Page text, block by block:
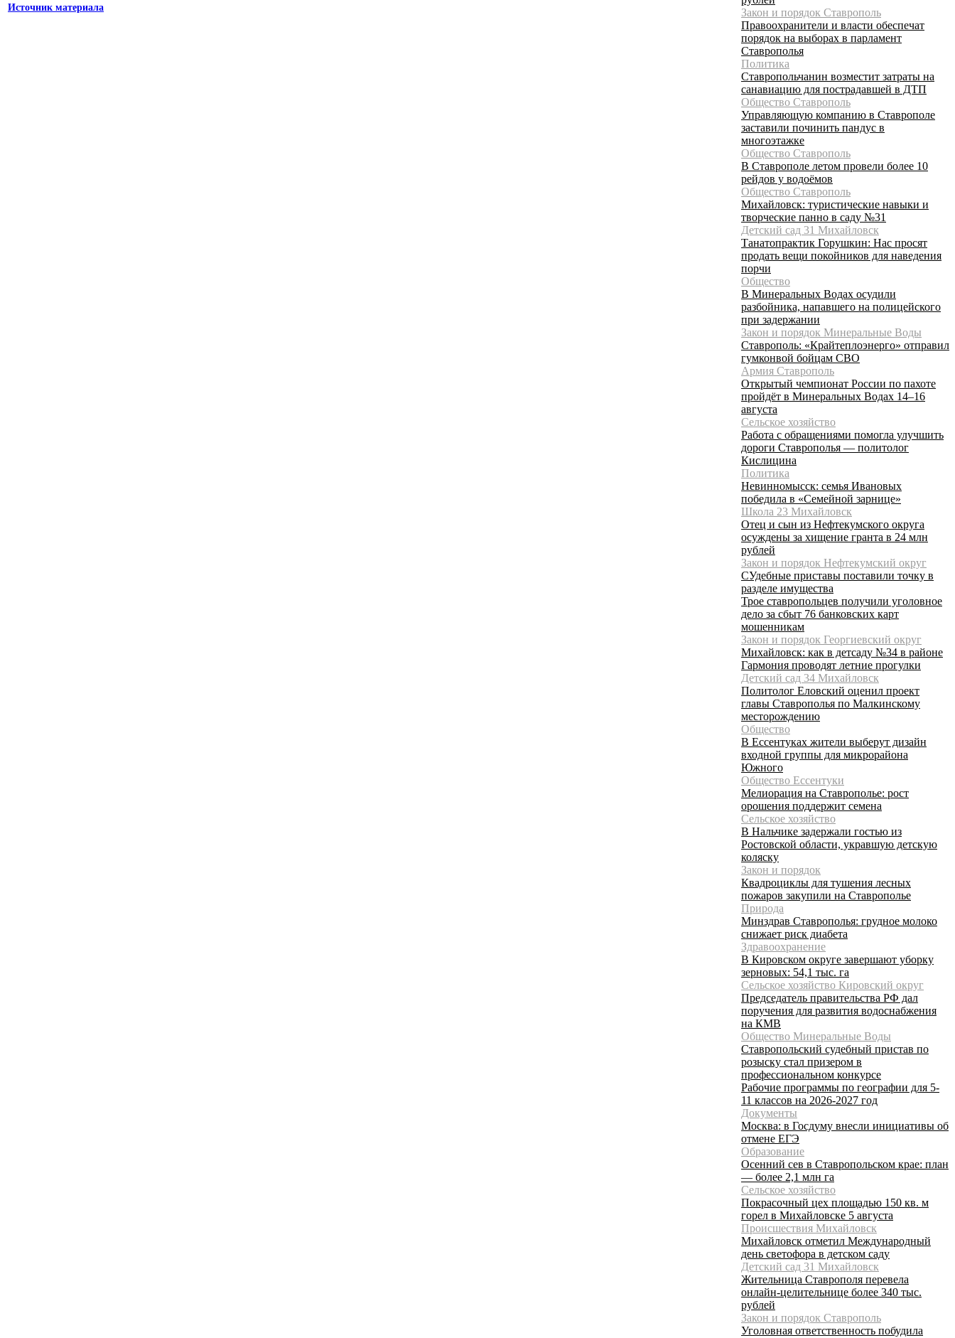
Источник материала
Закон и порядок Ставрополь
Правоохранители и власти обеспечат
порядок на выборах в парламент
Ставрополья
Политика
Ставропольчанин возместит затраты на
санавиацию для пострадавшей в ДТП
Общество Ставрополь
Управляющую компанию в Ставрополе
заставили починить пандус в
многоэтажке
Общество Ставрополь
В Ставрополе летом провели более 10
рейдов у водоёмов
Общество Ставрополь
Михайловск: туристические навыки и
творческие панно в саду №31
Детский сад 31 Михайловск
Танатопрактик Горушкин: Нас просят
продать вещи покойников для наведения
порчи
Общество
В Минеральных Водах осудили
разбойника, напавшего на полицейского
при задержании
Закон и порядок Минеральные Воды
Ставрополь: «Крайтеплоэнерго» отправил
гумконвой бойцам СВО
Армия Ставрополь
Открытый чемпионат России по пахоте
пройдёт в Минеральных Водах 14–16
августа
Сельское хозяйство
Работа с обращениями помогла улучшить
дороги Ставрополья — политолог
Кислицина
Политика
Невинномысск: семья Ивановых
победила в «Семейной зарнице»
Школа 23 Михайловск
Отец и сын из Нефтекумского округа
осуждены за хищение гранта в 24 млн
рублей
Закон и порядок Нефтекумский округ
СУдебные приставы поставили точку в
разделе имущества
Трое ставропольцев получили уголовное
дело за сбыт 76 банковских карт
мошенникам
Закон и порядок Георгиевский округ
Михайловск: как в детсаду №34 в районе
Гармония проводят летние прогулки
Детский сад 34 Михайловск
Политолог Еловский оценил проект
главы Ставрополья по Малкинскому
месторождению
Общество
В Ессентуках жители выберут дизайн
входной группы для микрорайона
Южного
Общество Ессентуки
Мелиорация на Ставрополье: рост
орошения поддержит семена
Сельское хозяйство
В Нальчике задержали гостью из
Ростовской области, укравшую детскую
коляску
Закон и порядок
Квадроциклы для тушения лесных
пожаров закупили на Ставрополье
Природа
Минздрав Ставрополья: грудное молоко
снижает риск диабета
Здравоохранение
В Кировском округе завершают уборку
зерновых: 54,1 тыс. га
Сельское хозяйство Кировский округ
Председатель правительства РФ дал
поручения для развития водоснабжения
на КМВ
Общество Минеральные Воды
Ставропольский судебный пристав по
розыску стал призером в
профессиональном конкурсе
Рабочие программы по географии для 5-
11 классов на 2026-2027 год
Документы
Москва: в Госдуму внесли инициативы об
отмене ЕГЭ
Образование
Осенний сев в Ставропольском крае: план
— более 2,1 млн га
Сельское хозяйство
Покрасочный цех площадью 150 кв. м
горел в Михайловске 5 августа
Происшествия Михайловск
Михайловск отметил Международный
день светофора в детском саду
Детский сад 31 Михайловск
Жительница Ставрополя перевела
онлайн-целительнице более 340 тыс.
рублей
Закон и порядок Ставрополь
Уголовная ответственность побудила